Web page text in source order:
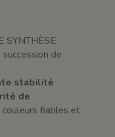
SYNTHÈSE
de
stabilité
de
fiables et